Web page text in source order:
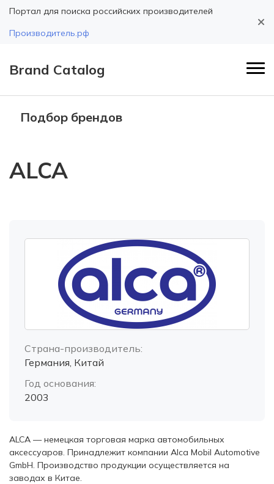
Портал для поиска российских производителей
Производитель.рф
Brand Catalog
Подбор брендов
ALCA
ALCA — немецкая торговая марка автомобильных
аксессуаров. Принадлежит компании Alca Mobil Automotive
GmbH. Производство продукции осуществляется на
заводах в Китае.
Страна-производитель:
Германия, Китай
Год основания:
2003